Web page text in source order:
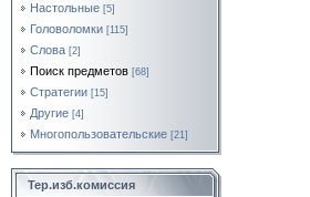
Настольные [5]
Головоломки [115]
Слова [2]
Поиск предметов [68]
Стратегии [15]
Другие [4]
Многопользовательские [21]
Тер.изб.комиссия